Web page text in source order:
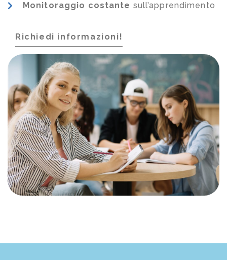
Monitoraggio costante sull’apprendimento
Richiedi informazioni!